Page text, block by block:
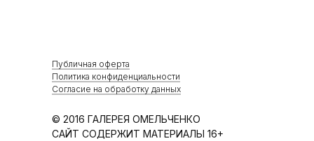
© 2016 ГАЛЕРЕЯ ОМЕЛЬЧЕНКО
САЙТ СОДЕРЖИТ МАТЕРИАЛЫ 16+
Публичная оферта
Политика конфиденциальности
Согласие на обработку данных